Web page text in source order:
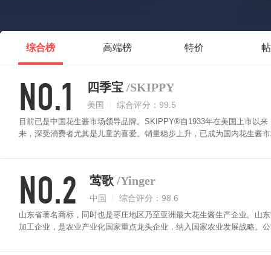
综合榜 高端榜 特价
NO.1 四季宝 /SKIPPY
美国 综合评分：99.5
目前已是中国花生酱市场领导品牌。SKIPPY®自1933年在美国上市以
来，深受消费者尤其是儿童的喜爱。销量稳步上升，已成为国内花生酱
NO.2 莺歌 /Yinger
中国 综合评分：98.6
山东省著名商标，同时也是枣庄地区乃至亚洲最大花生酱生产企业。山
加工企业，是农业产业化国家重点龙头企业，纳入国家农业发展战略。